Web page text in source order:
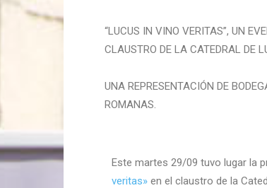
“LUCUS IN VINO VERITAS”, UN
CLAUSTRO DE LA CATEDRAL DE
UNA REPRESENTACIÓN DE
ROMANAS.
Este martes 29/09 tuvo lugar la
veritas» en el claustro de la